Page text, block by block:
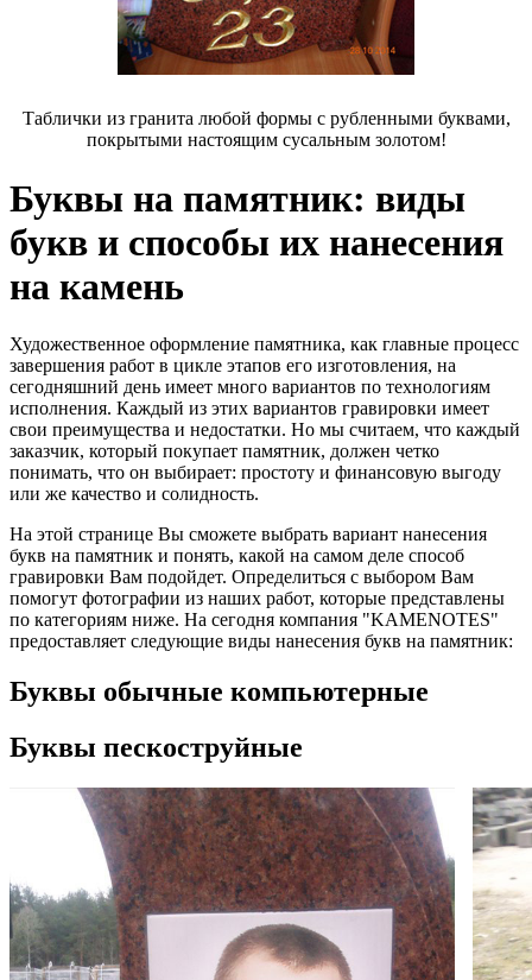
Таблички из гранита любой формы с рубленными буквами,
покрытыми настоящим сусальным золотом!
Буквы на памятник: виды
букв и способы их нанесения
на камень
Художественное оформление памятника, как главные процесс
завершения работ в цикле этапов его изготовления, на
сегодняшний день имеет много вариантов по технологиям
исполнения. Каждый из этих вариантов гравировки имеет
свои преимущества и недостатки. Но мы считаем, что каждый
заказчик, который покупает памятник, должен четко
понимать, что он выбирает: простоту и финансовую выгоду
или же качество и солидность.
На этой странице Вы сможете выбрать вариант нанесения
букв на памятник и понять, какой на самом деле способ
гравировки Вам подойдет. Определиться с выбором Вам
помогут фотографии из наших работ, которые представлены
по категориям ниже. На сегодня компания "KAMENOTES"
предоставляет следующие виды нанесения букв на памятник:
Буквы обычные компьютерные
Буквы пескоструйные